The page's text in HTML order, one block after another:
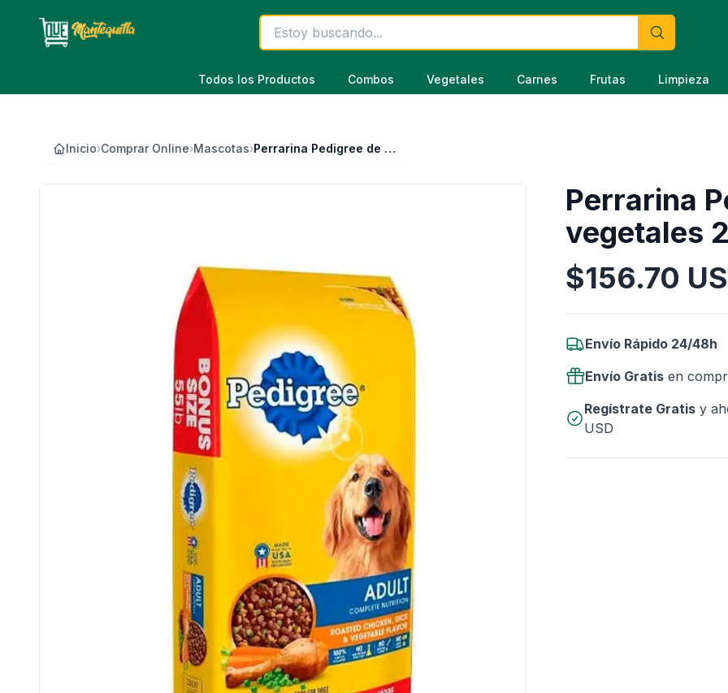
Todos los Productos Combos Vegetales Carnes Frutas Limpieza
Inicio›Comprar Online›Mascotas› Perrarina Pedigree de pollo y vegetales 25 Kg
Perrarina
vegetales
Información del Producto
$156.70
Envío Rápido 24/48h
Envío Gratis en
Regístrate Gratisy
USD